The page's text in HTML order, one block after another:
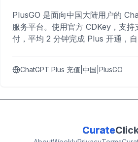
PlusGO 是面向中国大陆用户的
服务平台。使用官方 CDKey，支持
付，平均 2 分钟完成 Plus 开通，
ChatGPT Plus 充值|中国|PlusGO
Curate